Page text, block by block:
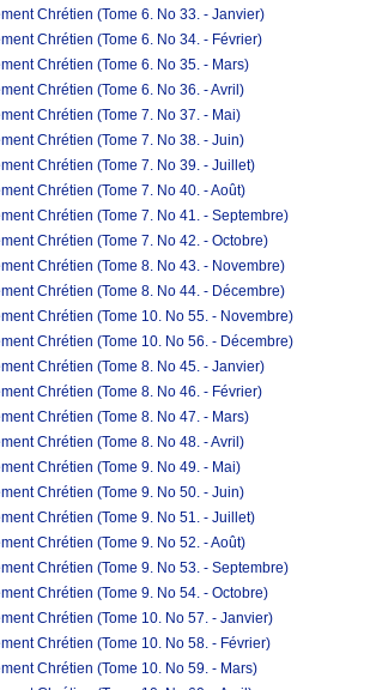
Chrétien (Tome 6. No 33. - Janvier)
Chrétien (Tome 6. No 34. - Février)
Chrétien (Tome 6. No 35. - Mars)
Chrétien (Tome 6. No 36. - Avril)
Chrétien (Tome 7. No 37. - Mai)
Chrétien (Tome 7. No 38. - Juin)
Chrétien (Tome 7. No 39. - Juillet)
Chrétien (Tome 7. No 40. - Août)
Chrétien (Tome 7. No 41. - Septembre)
Chrétien (Tome 7. No 42. - Octobre)
Chrétien (Tome 8. No 43. - Novembre)
Chrétien (Tome 8. No 44. - Décembre)
Chrétien (Tome 10. No 55. - Novembre)
Chrétien (Tome 10. No 56. - Décembre)
Chrétien (Tome 8. No 45. - Janvier)
Chrétien (Tome 8. No 46. - Février)
Chrétien (Tome 8. No 47. - Mars)
Chrétien (Tome 8. No 48. - Avril)
Chrétien (Tome 9. No 49. - Mai)
Chrétien (Tome 9. No 50. - Juin)
Chrétien (Tome 9. No 51. - Juillet)
Chrétien (Tome 9. No 52. - Août)
Chrétien (Tome 9. No 53. - Septembre)
Chrétien (Tome 9. No 54. - Octobre)
Chrétien (Tome 10. No 57. - Janvier)
Chrétien (Tome 10. No 58. - Février)
Chrétien (Tome 10. No 59. - Mars)